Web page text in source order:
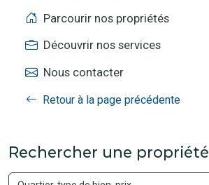
Parcourir nos propriétés
Découvrir nos services
Nous contacter
Retour à la page précédente
Rechercher une propriété